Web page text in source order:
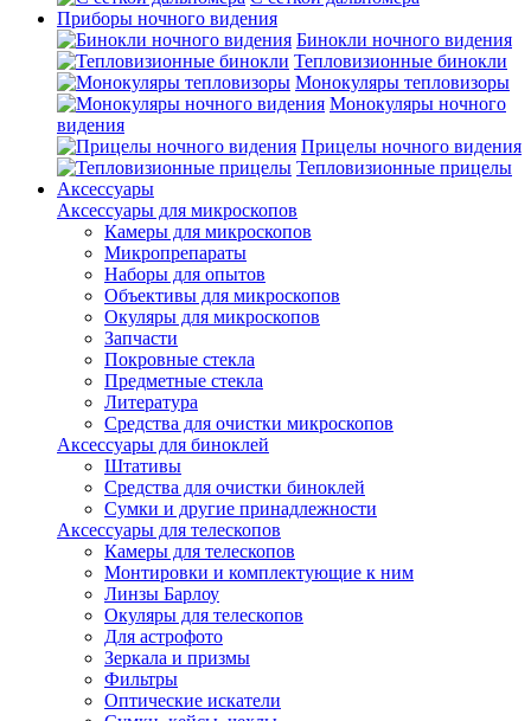
Приборы ночного видения
Бинокли ночного видения
Тепловизионные бинокли
Монокуляры тепловизоры
Монокуляры ночного
видения
Прицелы ночного видения
Тепловизионные прицелы
Аксессуары
Аксессуары для микроскопов
Камеры для микроскопов
Микропрепараты
Наборы для опытов
Объективы для микроскопов
Окуляры для микроскопов
Запчасти
Покровные стекла
Предметные стекла
Литература
Средства для очистки микроскопов
Аксессуары для биноклей
Штативы
Средства для очистки биноклей
Сумки и другие принадлежности
Аксессуары для телескопов
Камеры для телескопов
Монтировки и комплектующие к ним
Линзы Барлоу
Окуляры для телескопов
Для астрофото
Зеркала и призмы
Фильтры
Оптические искатели